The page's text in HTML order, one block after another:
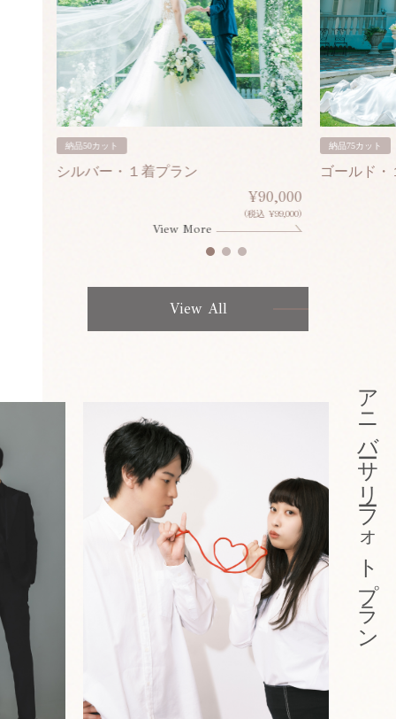
納品50カット
シルバー・１着プラン
¥90,000
(税込 ¥99,000)
View More
納品75カット
ゴールド・
View All
アニバーサリーフォトプラン